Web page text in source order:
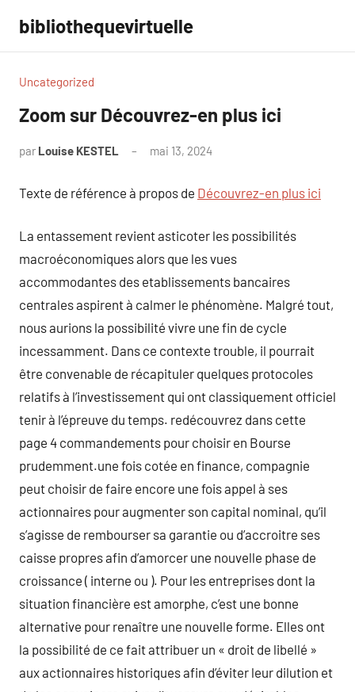
contenu
bibliothequevirtuelle
Uncategorized
Zoom sur Découvrez-en plus ici
par Louise KESTEL mai 13, 2024
Texte de référence à propos de Découvrez-en plus ici
La entassement revient asticoter les possibilités
macroéconomiques alors que les vues
accommodantes des etablissements bancaires
centrales aspirent à calmer le phénomène. Malgré tout,
nous aurions la possibilité vivre une fin de cycle
incessamment. Dans ce contexte trouble, il pourrait
être convenable de récapituler quelques protocoles
relatifs à l’investissement qui ont classiquement officiel
tenir à l’épreuve du temps. redécouvrez dans cette
page 4 commandements pour choisir en Bourse
prudemment.une fois cotée en finance, compagnie
peut choisir de faire encore une fois appel à ses
actionnaires pour augmenter son capital nominal, qu’il
s’agisse de rembourser sa garantie ou d’accroitre ses
caisse propres afin d’amorcer une nouvelle phase de
croissance ( interne ou ). Pour les entreprises dont la
situation financière est amorphe, c’est une bonne
alternative pour renaître une nouvelle forme. Elles ont
la possibilité de ce fait attribuer un « droit de libellé »
aux actionnaires historiques afin d’éviter leur dilution et